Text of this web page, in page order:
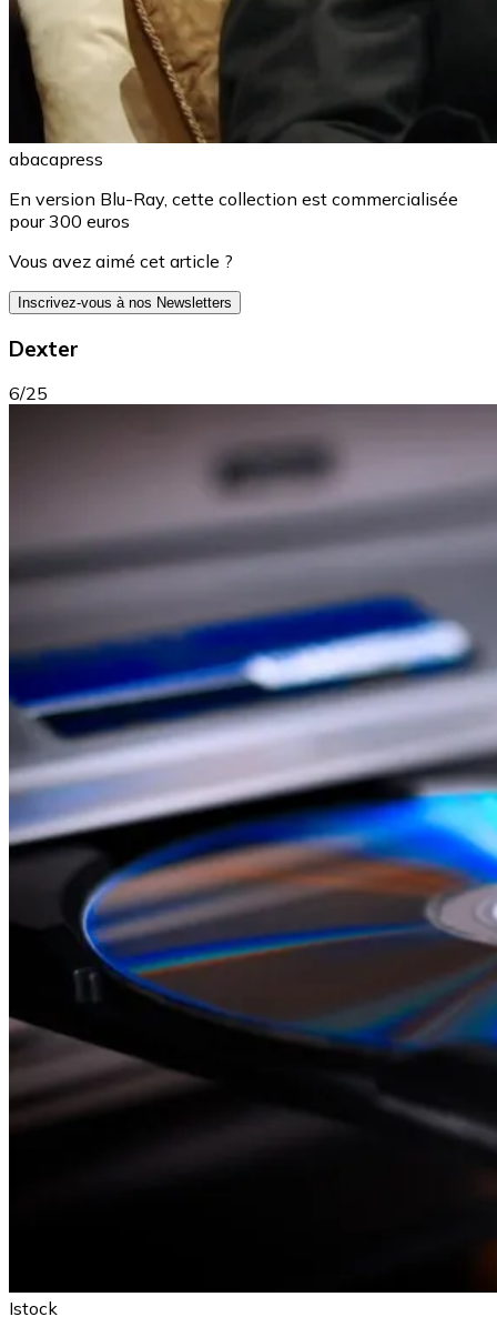
abacapress
En version Blu-Ray, cette collection est commercialisée
pour 300 euros
Vous avez aimé cet article ?
Inscrivez-vous à nos Newsletters
Dexter
6/25
Istock